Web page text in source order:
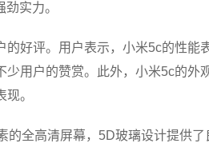
实力。
好评。用户表示，小米5c的性能
用户的赞赏。此外，小米5c的外
。
的全高清屏幕，5D玻璃设计提供